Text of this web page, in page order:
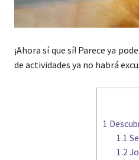
¡Ahora sí que sí! Parece ya
de actividades ya no habrá
1
1.1
1.2